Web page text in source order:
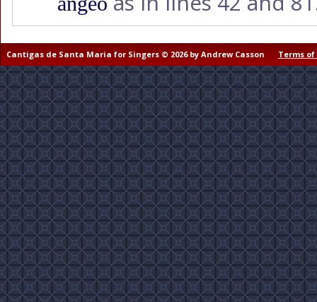
Cantigas de Santa Maria for Singers © 2026 by Andrew Casson Terms of